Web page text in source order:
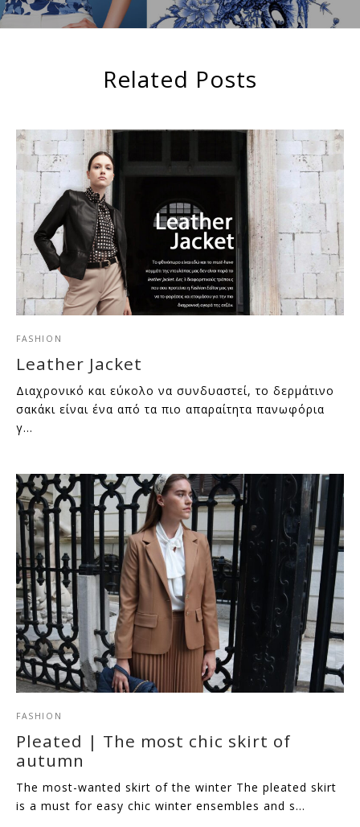
Related Posts
FASHION
Leather Jacket
Διαχρονικό και εύκολο να συνδυαστεί, το δερμάτινο
σακάκι είναι ένα από τα πιο απαραίτητα πανωφόρια
γ…
FASHION
Pleated | The most chic skirt of
autumn
The most-wanted skirt of the winter The pleated skirt
is a must for easy chic winter ensembles and s…